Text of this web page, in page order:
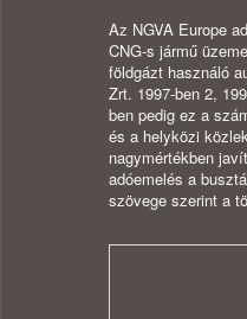
Az NGVA Europe
CNG-s jármű
földgázt használó
Zrt. 1997-ben 2,
ben pedig ez a
és a helyközi
nagymértékben
adóemelés a
szövege szerint a